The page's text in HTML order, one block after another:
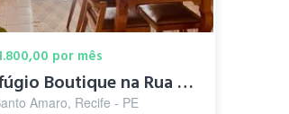
por mês
Refúgio Boutique na Rua da Aurora - Arte...
Amaro, Recife - PE